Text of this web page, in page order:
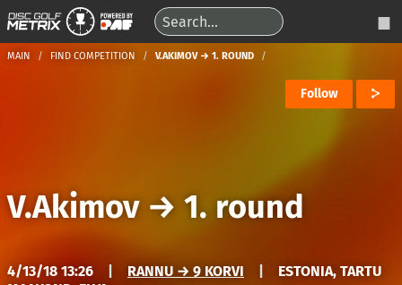
MAIN FIND COMPETITION V.AKIMOV → 1. ROUND
Follow
V.Akimov→ 1. round
4/13/18 13:26 RANNU → 9 KORVI
ESTONIA, TARTU